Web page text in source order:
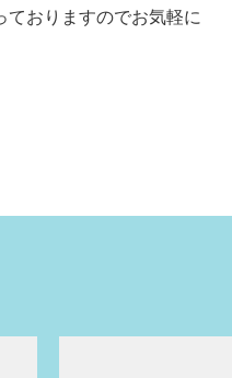
ておりますのでお気軽に